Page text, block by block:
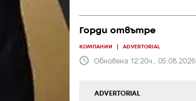
Горди отвътре
КОМПАНИИ ADVERTORIAL
Обновена 12:20ч., 05.08.2026
ADVERTORIAL